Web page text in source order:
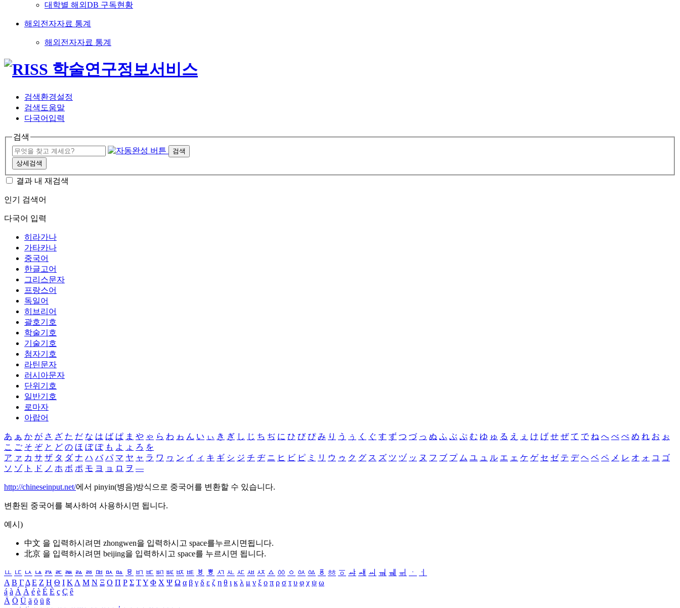
대학별 해외DB 구독현황
해외전자자료 통계
해외전자자료 통계
검색환경설정
검색도움말
다국어입력
검색
검색
상세검색
결과 내 재검색
인기 검색어
다국어 입력
히라가나
가타카나
중국어
한글고어
그리스문자
프랑스어
독일어
히브리어
괄호기호
학술기호
기술기호
첨자기호
라틴문자
러시아문자
단위기호
일반기호
로마자
아랍어
あ ぁ か が さ ざ た だ な は ば ぱ ま や ゃ ら わ ゎ ん い ぃ き ぎ し じ ち ぢ に ひ び ぴ み り う ぅ く ぐ す ず つ づ っ ぬ ふ ぶ ぷ む ゆ ゅ る え ぇ け げ せ ぜ て で ね へ べ ぺ め れ お ぉ
こ ご そ ぞ と ど の ほ ぼ ぽ も よ ょ ろ を
ア ァ カ サ ザ タ ダ ナ ハ バ パ マ ヤ ャ ラ ワ ヮ ン イ ィ キ ギ シ ジ チ ヂ ニ ヒ ビ ピ ミ リ ウ ゥ ク グ ス ズ ツ ヅ ッ ヌ フ ブ プ ム ユ ュ ル エ ェ ケ ゲ セ ゼ テ デ ヘ ベ ペ メ レ オ ォ コ ゴ
ソ ゾ ト ド ノ ホ ボ ポ モ ヨ ョ ロ ヲ ―
http://chineseinput.net/에서 pinyin(병음)방식으로 중국어를 변환할 수 있습니다.
변환된 중국어를 복사하여 사용하시면 됩니다.
예시)
中文 을 입력하시려면 zhongwen을 입력하시고 space를누르시면됩니다.
北京 을 입력하시려면 beijing을 입력하시고 space를 누르시면 됩니다.
ㅥ ㅦ ㅧ ㅨ ㅩ ㅪ ㅫ ㅬ ㅭ ㅮ ㅯ ㅰ ㅱ ㅲ ㅳ ㅴ ㅵ ㅶ ㅷ ㅸ ㅹ ㅺ ㅻ ㅼ ㅽ ㅾ ㅿ ㆀ ㆁ ㆂ ㆃ ㆄ ㆅ ㆆ ㆇ ㆈ ㆉ ㆊ ㆋ ㆌ ㆍ
ㆎ
Α Β ΓΔ Ε Ζ Η Θ Ι ΚΛ Μ Ν Ξ Ο Π Ρ Σ ΤΥ Φ Χ Ψ Ω α β γ δ ε ζ η θ ι κ λ μ ν ξ ο π ρ σ τ υ φ χ ψ ω
á à Á À é è É È ç Ç ê
Ä Ö Ü ä ö ü ß